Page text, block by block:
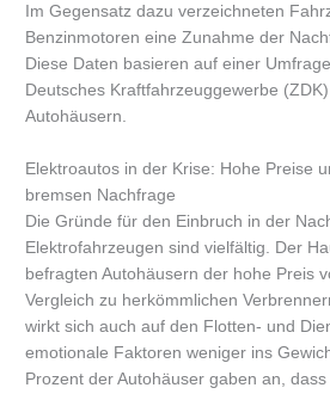
Im Gegensatz dazu verzeichneten
Benzinmotoren eine Zunahme der
Diese Daten basieren auf einer
Deutsches Kraftfahrzeuggewerbe
Autohäusern.
Elektroautos in der Krise: Hohe Preise
bremsen Nachfrage
Die Gründe für den Einbruch in der
Elektrofahrzeugen sind vielfältig. Der
befragten Autohäusern der hohe Preis
Vergleich zu herkömmlichen
wirkt sich auch auf den Flotten- und
emotionale Faktoren weniger ins
Prozent der Autohäuser gaben an, dass